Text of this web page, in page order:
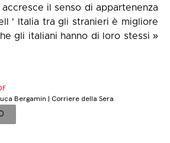
il senso di appartenenza
' Italia tra gli stranieri è migliore
gli italiani hanno di loro stessi »
Bergamin | Corriere della Sera